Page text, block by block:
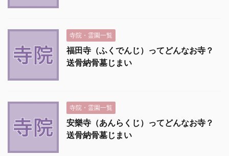
寺院・霊園一覧
福田寺（ふくでんじ）ってどんなお寺？
送骨納骨墓じまい
寺院・霊園一覧
安樂寺（あんらくじ）ってどんなお寺？
送骨納骨墓じまい